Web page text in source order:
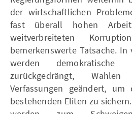
der wirtschaftlichen
fast überall hohen
weitverbreiteten
bemerkenswerte Tatsache.
werden demokratische
zurückgedrängt,
Verfassungen geändert,
bestehenden Eliten zu